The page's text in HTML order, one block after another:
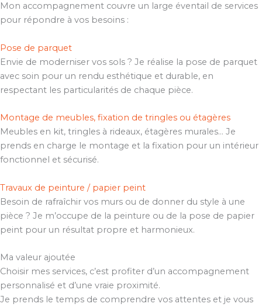
Mon accompagnement couvre un large éventail de services
pour répondre à vos besoins :
Pose de parquet
Envie de moderniser vos sols ? Je réalise la pose de parquet
avec soin pour un rendu esthétique et durable, en
respectant les particularités de chaque pièce.
Montage de meubles, fixation de tringles ou étagères
Meubles en kit, tringles à rideaux, étagères murales… Je
prends en charge le montage et la fixation pour un intérieur
fonctionnel et sécurisé.
Travaux de peinture / papier peint
Besoin de rafraîchir vos murs ou de donner du style à une
pièce ? Je m’occupe de la peinture ou de la pose de papier
peint pour un résultat propre et harmonieux.
Ma valeur ajoutée
Choisir mes services, c’est profiter d’un accompagnement
personnalisé et d’une vraie proximité.
Je prends le temps de comprendre vos attentes et je vous